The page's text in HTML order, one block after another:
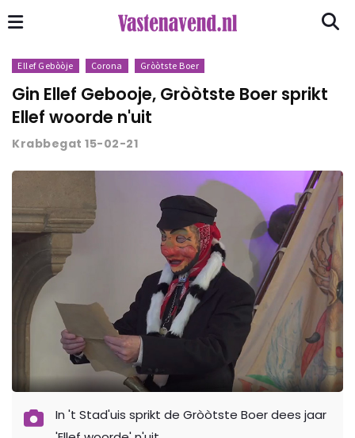
Ellef Gebòòje Corona Gròòtste Boer
Gin Ellef Gebooje, Gròòtste Boer sprikt
Ellef woorde n'uit
Krabbegat 15-02-21
In 't Stad'uis sprikt de Gròòtste Boer dees jaar